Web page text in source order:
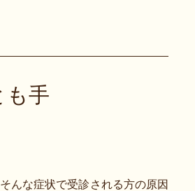
手
んな症状で受診される方の原因